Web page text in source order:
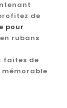
de
pour
en rubans
faites de